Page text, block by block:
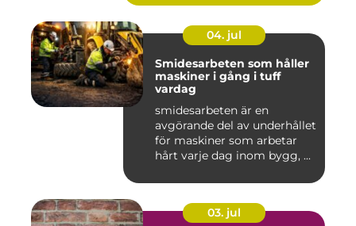
04. jul
Smidesarbeten som håller
maskiner i gång i tuff
vardag
smidesarbeten är en
avgörande del av underhållet
för maskiner som arbetar
hårt varje dag inom bygg, ...
03. jul